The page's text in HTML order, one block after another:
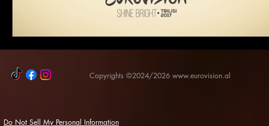
Copyrights ©2024/2026 www.eurovision.al
Do Not Sell My Personal Information